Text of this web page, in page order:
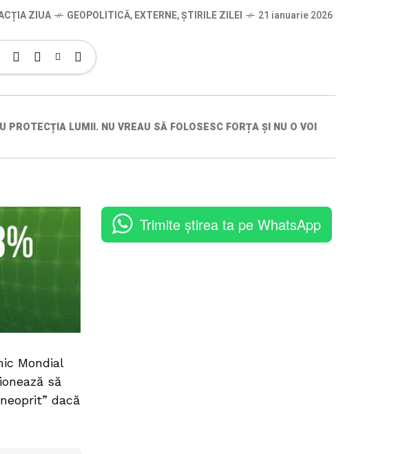
ZIUA GEOPOLITICĂ,EXTERNE,ȘTIRILE ZILEI 21 ianuarie 2026
PROTECȚIA LUMII. NU VREAU SĂ FOLOSESC FORȚA ȘI NU O VOI
Mondial
să
dacă
Trimite știrea ta pe WhatsApp